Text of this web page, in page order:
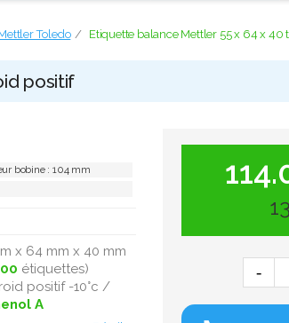
Toledo Etiquette balance Mettler 55 x 64 x
positif
bobine : 104 mm
x 64 mm x 40 mm
étiquettes)
positif -10°c /
A